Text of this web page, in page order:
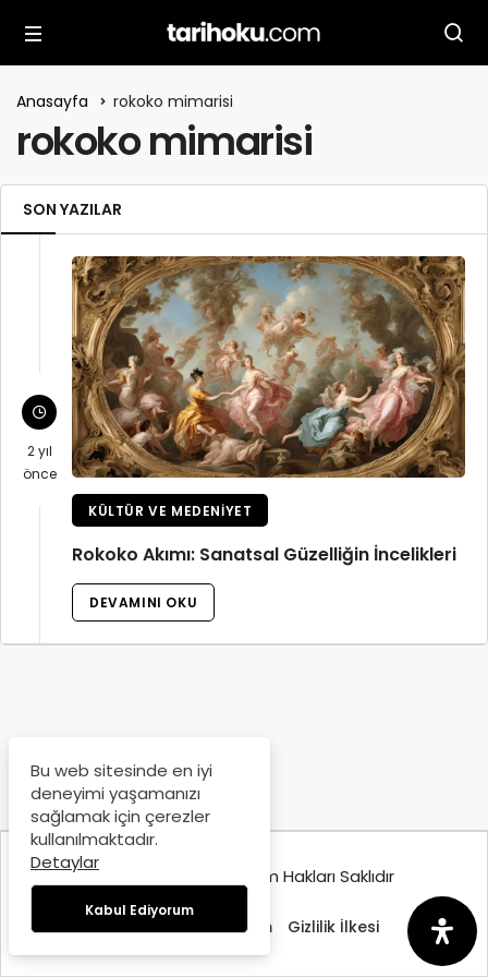
Anasayfa rokoko mimarisi
rokoko mimarisi
SON YAZILAR
2 yıl
önce
KÜLTÜR VE MEDENIYET
Rokoko Akımı: Sanatsal Güzelliğin İncelikleri
DEVAMINI OKU
© Copyright 2025, Tüm Hakları Saklıdır
Hakkımızda İletişim Gizlilik İlkesi
Bu web sitesinde en iyi
deneyimi yaşamanızı
sağlamak için çerezler
kullanılmaktadır.
Detaylar
Kabul Ediyorum